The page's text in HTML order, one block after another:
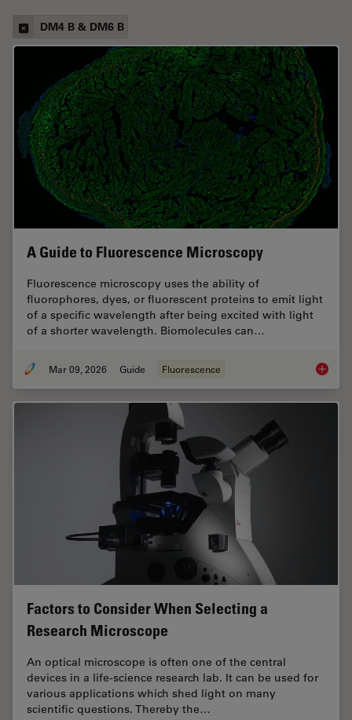
DM4 B & DM6 B
A Guide to Fluorescence Microscopy
Fluorescence microscopy uses the ability of
fluorophores, dyes, or fluorescent proteins to emit light
of a specific wavelength after being excited with light
of a shorter wavelength. Biomolecules can…
Mar 09, 2026 Guide Fluorescence A
Factors to Consider When Selecting a
Research Microscope
An optical microscope is often one of the central
devices in a life-science research lab. It can be used for
various applications which shed light on many
scientific questions. Thereby the…